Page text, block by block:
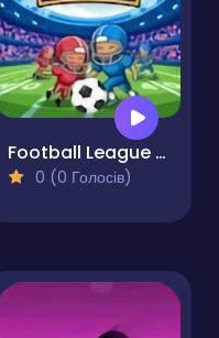
Football League Game
0 (0 Голосів)